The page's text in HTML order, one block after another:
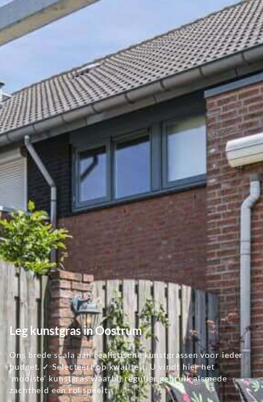
Leg kunstgras in Oostrum
Ons brede scala aan realistische kunstgrassen voor ieder
budget. ✓ Selecteert op kwaliteit. U vindt hier het
'mooiste' kunstgras waarbij regulier gebruik alsmede
zachtheid een rol speelt.